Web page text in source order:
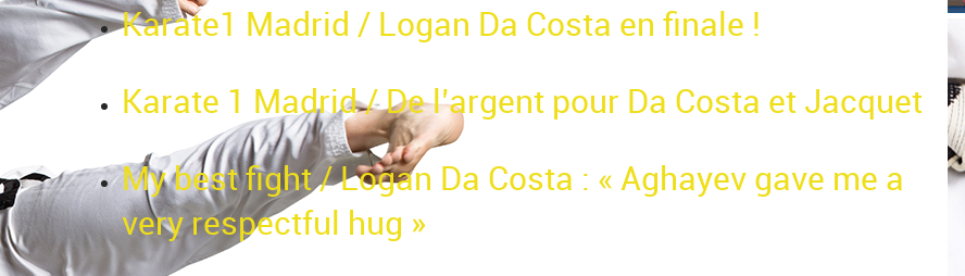
Karate1 Madrid / Logan Da Costa en finale !
Karate 1 Madrid / De l’argent pour Da Costa et Jacquet
My best fight / Logan Da Costa : « Aghayev gave me a
very respectful hug »